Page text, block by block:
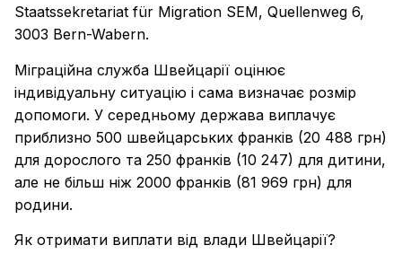
Staatssekretariat für Migration SEM, Quellenweg 6,
3003 Bern-Wabern.
Міграційна служба Швейцарії оцінює
індивідуальну ситуацію і сама визначає розмір
допомоги. У середньому держава виплачує
приблизно 500 швейцарських франків (20 488 грн)
для дорослого та 250 франків (10 247) для дитини,
але не більш ніж 2000 франків (81 969 грн) для
родини.
Як отримати виплати від влади Швейцарії?